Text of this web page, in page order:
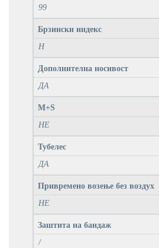
99
Брзински индекс
H
Дополнителна носивост
ДА
M+S
НЕ
Тубелес
ДА
Привремено возење без воздух
НЕ
Заштита на бандаж
/